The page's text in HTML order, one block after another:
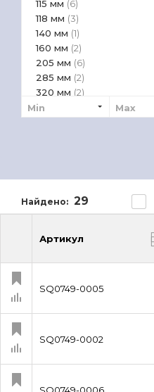
115 мм (6)
118 мм (3)
140 мм (1)
160 мм (2)
205 мм (6)
285 мм (2)
320 мм (2)
377 мм
Min Max
Найдено: 29
Артикул
Артикул
SQ0749-0005
SQ0749-0002